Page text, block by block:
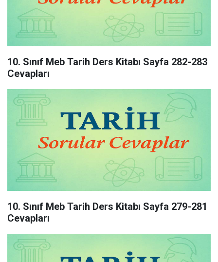
10. Sınıf Meb Tarih Ders Kitabı Sayfa 282-283
Cevapları
10. Sınıf Meb Tarih Ders Kitabı Sayfa 279-281
Cevapları